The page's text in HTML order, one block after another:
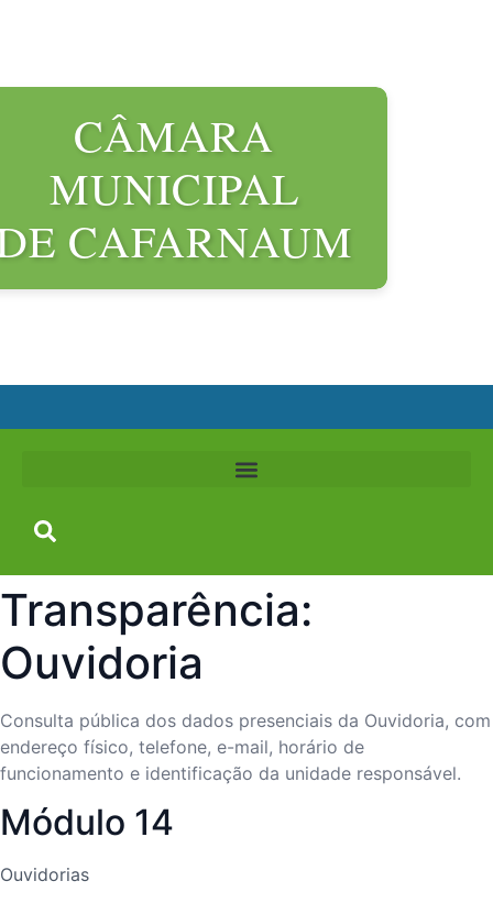
CÂMARA
MUNICIPAL
CAFARNAUM
Transparência:
Ouvidoria
Consulta pública dos dados presenciais da Ouvidoria, com
endereço físico, telefone, e-mail, horário de
funcionamento e identificação da unidade responsável.
Módulo 14
Ouvidorias